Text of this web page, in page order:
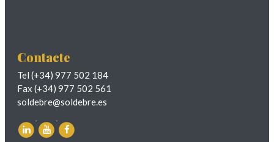
Contacte
Tel (+34) 977 502 184
Fax (+34) 977 502 561
soldebre@soldebre.es